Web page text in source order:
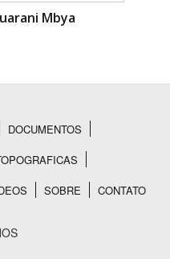
Mbya
DOCUMENTOS
SOBRE CONTATO